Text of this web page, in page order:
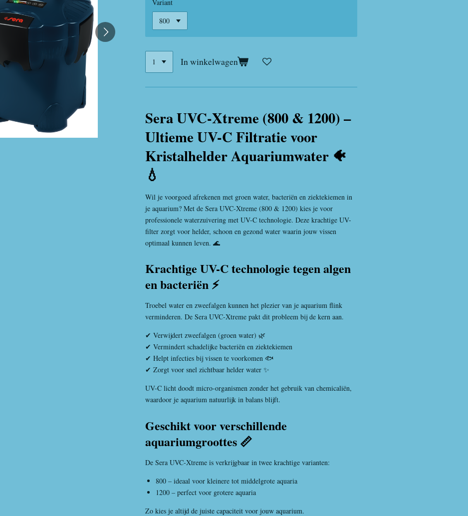
Variant
In winkelwagen
Sera UVC-Xtreme (800 & 1200) –
Ultieme UV-C Filtratie voor
Kristalhelder Aquariumwater 🐠
💧
Wil je voorgoed afrekenen met groen water, bacteriën en ziektekiemen in
je aquarium? Met de Sera UVC-Xtreme (800 & 1200) kies je voor
professionele waterzuivering met UV-C technologie. Deze krachtige UV-
filter zorgt voor helder, schoon en gezond water waarin jouw vissen
optimaal kunnen leven. 🌊
Krachtige UV-C technologie tegen algen
en bacteriën ⚡
Troebel water en zweefalgen kunnen het plezier van je aquarium flink
verminderen. De Sera UVC-Xtreme pakt dit probleem bij de kern aan.
✔ Verwijdert zweefalgen (groen water) 🌿
✔ Vermindert schadelijke bacteriën en ziektekiemen
✔ Helpt infecties bij vissen te voorkomen 🐟
✔ Zorgt voor snel zichtbaar helder water ✨
UV-C licht doodt micro-organismen zonder het gebruik van chemicaliën,
waardoor je aquarium natuurlijk in balans blijft.
Geschikt voor verschillende
aquariumgroottes 📏
De Sera UVC-Xtreme is verkrijgbaar in twee krachtige varianten:
800 – ideaal voor kleinere tot middelgrote aquaria
1200 – perfect voor grotere aquaria
Zo kies je altijd de juiste capaciteit voor jouw aquarium.